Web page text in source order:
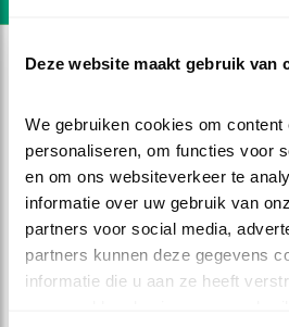
Deze website maakt gebruik van
We gebruiken cookies om content
personaliseren, om functies voor
en om ons websiteverkeer te
informatie over uw gebruik van
partners voor social media,
partners kunnen deze gegevens
informatie die u aan ze heeft